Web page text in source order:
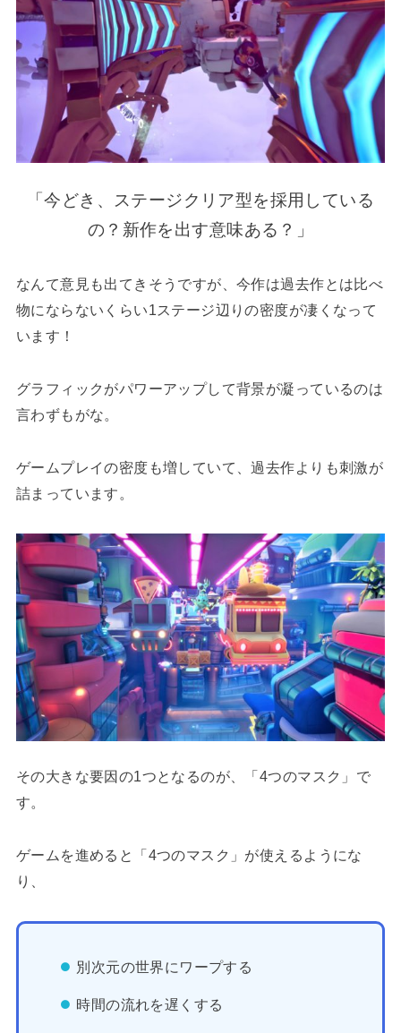
「今どき、ステージクリア型を採用している
の？新作を出す意味ある？」
なんて意見も出てきそうですが、今作は過去作とは比べ
物にならないくらい1ステージ辺りの密度が凄くなって
います！
グラフィックがパワーアップして背景が凝っているのは
言わずもがな。
ゲームプレイの密度も増していて、過去作よりも刺激が
詰まっています。
その大きな要因の1つとなるのが、「4つのマスク」で
す。
ゲームを進めると「4つのマスク」が使えるようにな
り、
別次元の世界にワープする
時間の流れを遅くする